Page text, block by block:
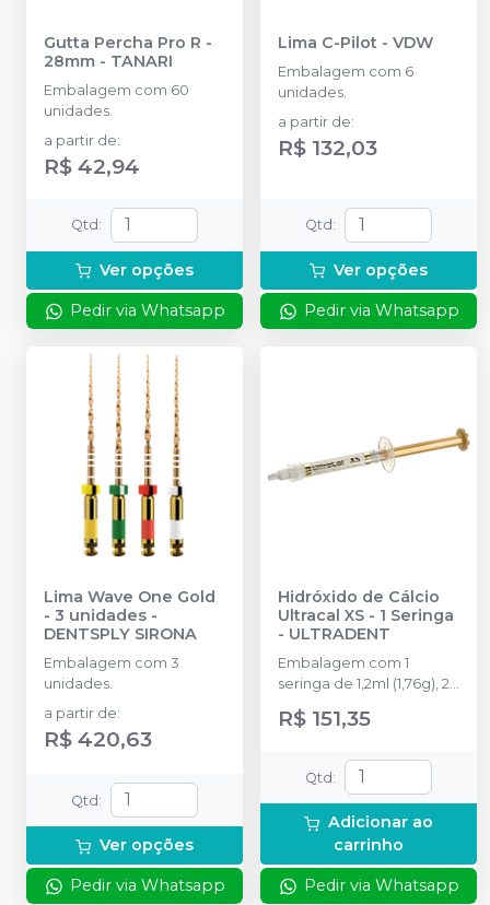
Gutta Percha Pro R -
28mm - TANARI
Embalagem com 60
unidades.
a partir de:
R$ 42,94
Qtd :
Ver opções
Pedir via Whatsapp
Lima C-Pilot - VDW
Embalagem com 6
unidades.
a partir de:
R$ 132,03
Qtd :
Ver opções
Pedir via Whatsapp
Lima Wave One Gold
- 3 unidades -
DENTSPLY SIRONA
Embalagem com 3
unidades.
a partir de:
R$ 420,63
Qtd:
Ver opções
Pedir via Whatsapp
Hidróxido de Cálcio
Ultracal XS - 1 Seringa
- ULTRADENT
Embalagem com 1
seringa de 1,2ml (1,76g), 2
R$ 151,35
Qtd:
Adicionar ao
carrinho
Pedir via Whatsapp